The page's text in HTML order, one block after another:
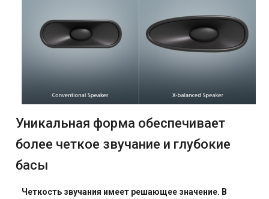
Уникальная форма обеспечивает
более четкое звучание и глубокие
басы
Четкость звучания имеет решающее значение. В